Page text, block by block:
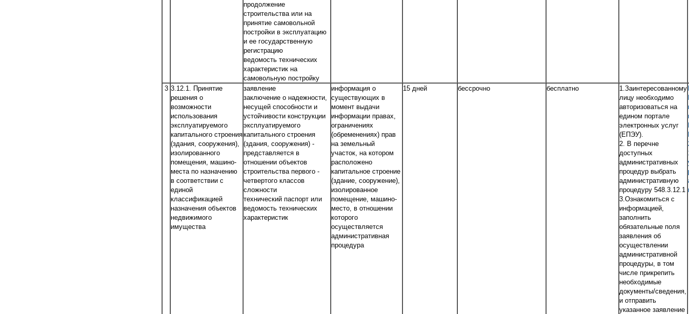
продолжение
строительства или на
принятие самовольной
постройки в эксплуатацию
и ее государственную
регистрацию
ведомость технических
характеристик на
самовольную постройку
3 3.12.1. Принятие
решения о
возможности
использования
эксплуатируемого
капитального строения
(здания, сооружения),
изолированного
помещения, машино-
места по назначению
в соответствии с
единой
классификацией
назначения объектов
недвижимого
имущества
заявление
заключение о надежности,
несущей способности и
устойчивости конструкции
эксплуатируемого
капитального строения
(здания, сооружения) -
представляется в
отношении объектов
строительства первого -
четвертого классов
сложности
технический паспорт или
ведомость технических
характеристик
информация о
существующих в
момент выдачи
информации правах,
ограничениях
(обременениях) прав
на земельный
участок, на котором
расположено
капитальное строение
(здание, сооружение),
изолированное
помещение, машино-
место, в отношении
которого
осуществляется
административная
процедура
15 дней бессрочно бесплатно
1.Заинтересованному
лицу необходимо
авторизоваться на
едином портале
электронных услуг
(ЕПЭУ).
2. В перечне
доступных
административных
процедур выбрать
административную
процедуру 548.3.12.1
3.Ознакомиться с
информацией,
заполнить
обязательные поля
заявления об
осуществлении
административной
процедуры, в том
числе прикрепить
необходимые
документы/сведения,
и отправить
указанное заявление